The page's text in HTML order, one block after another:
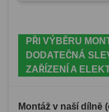
PŘI VÝBĚRU
DODATEČNÁ
ZAŘÍZENÍ A
Montáž v naší dílně